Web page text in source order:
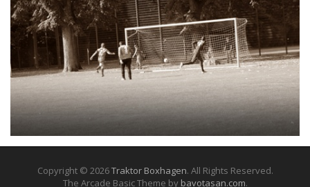
Copyright © 2026Traktor Boxhagen. All Rights Reserved.
The Arcade Basic Theme by bavotasan.com.